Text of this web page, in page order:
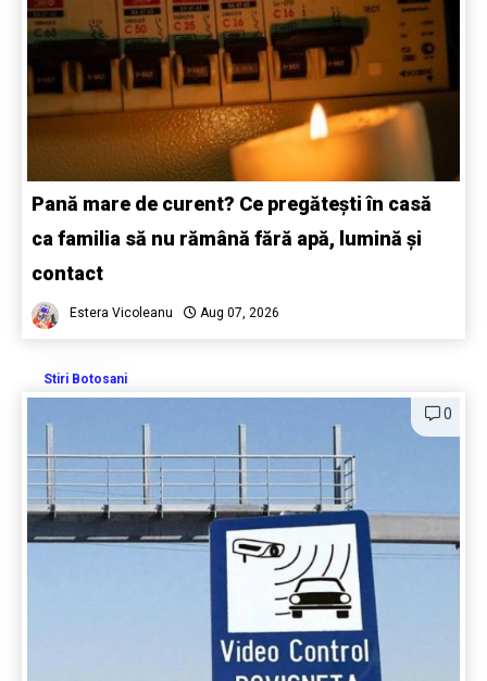
Pană mare de curent? Ce pregătești în casă
ca familia să nu rămână fără apă, lumină și
contact
Estera Vicoleanu Aug 07, 2026
Stiri Botosani
0